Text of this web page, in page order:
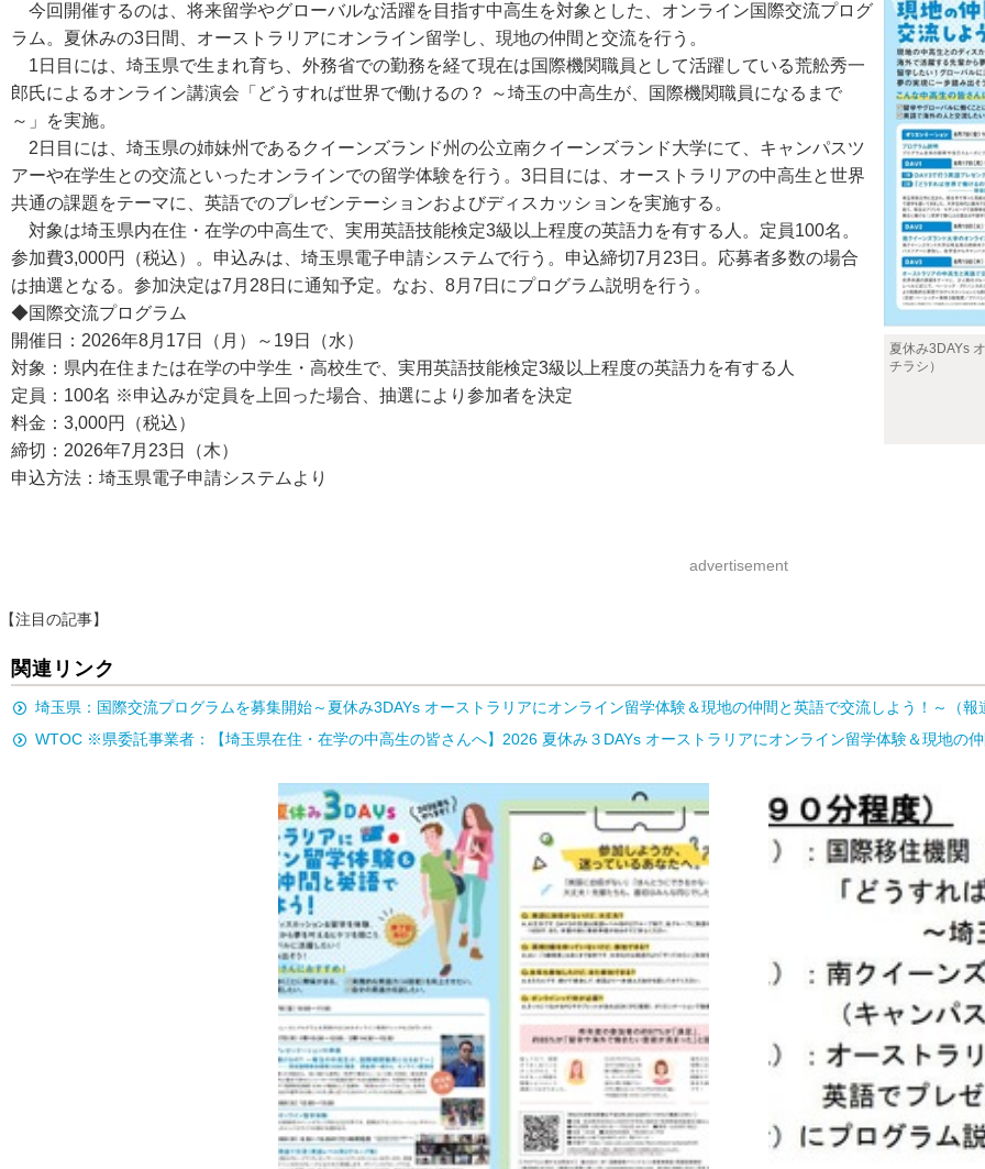
夏休み3DAYs
チラシ）
今回開催するのは、将来留学やグローバルな活躍を目指す中高生を対象とした、オンライン国際交流プログ
ラム。夏休みの3日間、オーストラリアにオンライン留学し、現地の仲間と交流を行う。
1日目には、埼玉県で生まれ育ち、外務省での勤務を経て現在は国際機関職員として活躍している荒舩秀一
郎氏によるオンライン講演会「どうすれば世界で働けるの？ ～埼玉の中高生が、国際機関職員になるまで
～」を実施。
2日目には、埼玉県の姉妹州であるクイーンズランド州の公立南クイーンズランド大学にて、キャンパスツ
アーや在学生との交流といったオンラインでの留学体験を行う。3日目には、オーストラリアの中高生と世界
共通の課題をテーマに、英語でのプレゼンテーションおよびディスカッションを実施する。
対象は埼玉県内在住・在学の中高生で、実用英語技能検定3級以上程度の英語力を有する人。定員100名。
参加費3,000円（税込）。申込みは、埼玉県電子申請システムで行う。申込締切7月23日。応募者多数の場合
は抽選となる。参加決定は7月28日に通知予定。なお、8月7日にプログラム説明を行う。
◆国際交流プログラム
開催日：2026年8月17日（月）～19日（水）
対象：県内在住または在学の中学生・高校生で、実用英語技能検定3級以上程度の英語力を有する人
定員：100名 ※申込みが定員を上回った場合、抽選により参加者を決定
料金：3,000円（税込）
締切：2026年7月23日（木）
申込方法：埼玉県電子申請システムより
advertisement
【注目の記事】
関連リンク
埼玉県：国際交流プログラムを募集開始～夏休み3DAYs オーストラリアにオンライン留学体験＆現地の仲間と英語で交流しよう！～（報
WTOC ※県委託事業者：【埼玉県在住・在学の中高生の皆さんへ】2026 夏休み３DAYs オーストラリアにオンライン留学体験＆現地の